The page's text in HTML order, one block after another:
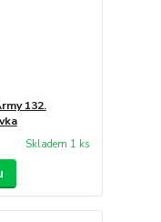
132.
Skladem 1 ks